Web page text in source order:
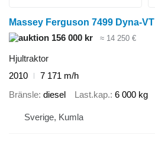
Massey Ferguson 7499 Dyna-VT
156 000 kr
≈ 14 250 €
Hjultraktor
2010
7 171 m/h
Bränsle diesel Last.kap. 6 000 kg
Sverige, Kumla